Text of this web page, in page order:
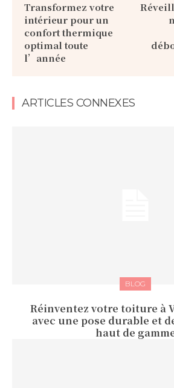
Transformez votre
intérieur pour un
confort thermique
optimal toute
l’année
ARTICLES CONNEXES
BLOG
Réinventez votre toiture à
avec une pose durable et
haut de